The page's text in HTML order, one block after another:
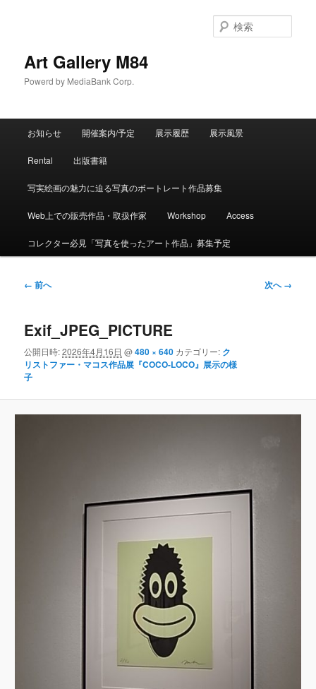
Art Gallery M84
Powerd by MediaBank Corp.
索
メインメニュー
メインコンテンツへ移動
サブコンテンツへ移動
お知らせ 開催案内/予定 展示履歴 展示風景
Rental 出版書籍
写実絵画の魅力に迫る写真のボートレート作品募集
Web上での販売作品・取扱作家 Workshop Access
コレクター必見「写真を使ったアート作品」募集予定
画像ナビゲーション
← 前へ 次へ →
Exif_JPEG_PICTURE
公開日時:2026年4月16日 @480 × 640 カテゴリー: ク
リストファー・マコス作品展『COCO-LOCO』展示の様
子